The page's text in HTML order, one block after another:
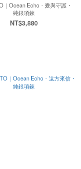
｜Ocean Echo・愛與守護・
純銀項鍊
NT$3,880